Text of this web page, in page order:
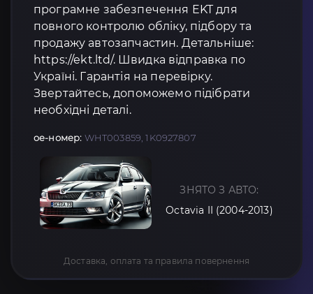
програмне забезпечення EKT для
повного контролю обліку, підбору та
продажу автозапчастин. Детальніше:
https://ekt.ltd/. Швидка відправка по
Україні. Гарантія на перевірку.
Звертайтесь, допоможемо підібрати
необхідні деталі.
oe-номер: WHT003859, 1K0927807
ЗНЯТО З АВТО:
Octavia II (2004-2013)
Доставка, оплата та правила повернення